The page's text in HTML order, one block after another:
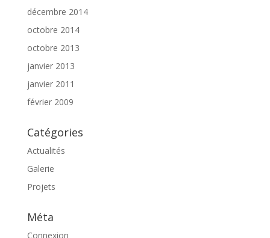
décembre 2014
octobre 2014
octobre 2013
janvier 2013
janvier 2011
février 2009
Catégories
Actualités
Galerie
Projets
Méta
Connexion